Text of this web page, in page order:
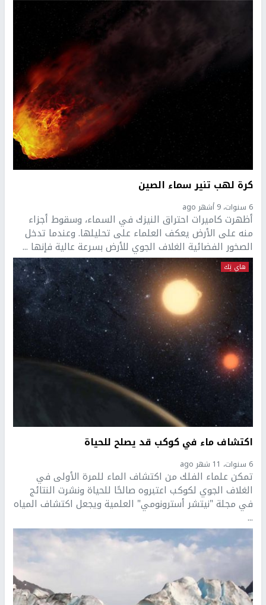
كرة لهب تنير سماء الصين
6 سنوات، 9 أشهر ago
أظهرت كاميرات احتراق النيزك في السماء، وسقوط أجزاء
منه على الأرض يعكف العلماء على تحليلها. وعندما تدخل
الصخور الفضائية الغلاف الجوي للأرض بسرعة عالية فإنها ...
هاي تِك
اكتشاف ماء في كوكب قد يصلح للحياة
6 سنوات، 11 شهر ago
تمكن علماء الفلك من اكتشاف الماء للمرة الأولى في
الغلاف الجوي لكوكب اعتبروه صالحًا للحياة ونشرت النتائج
في مجلة "نيتشر أسترونومي" العلمية ويجعل اكتشاف المياه
...